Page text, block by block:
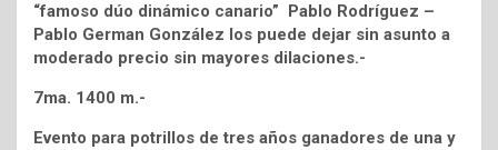
“famoso dúo dinámico canario” Pablo Rodríguez –
Pablo German González los puede dejar sin asunto a
moderado precio sin mayores dilaciones.-
7ma. 1400 m.-
Evento para potrillos de tres años ganadores de una y